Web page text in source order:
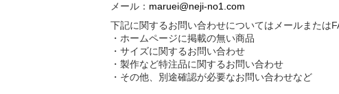
メール： maruei@neji-no1.com
下記に関するお問い合わせについてはメールまたは
・ホームページに掲載の無い商品
・サイズに関するお問い合わせ
・製作など特注品に関するお問い合わせ
・その他、別途確認が必要なお問い合わせなど